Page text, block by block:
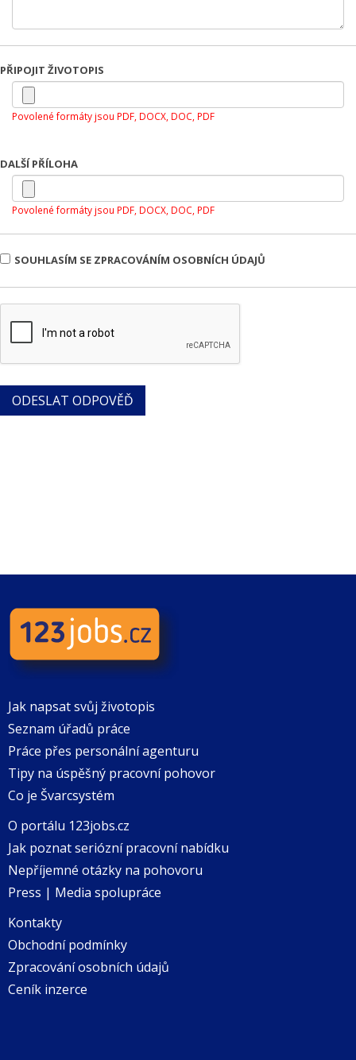
PŘIPOJIT ŽIVOTOPIS
Povolené formáty jsou PDF, DOCX, DOC, PDF
DALŠÍ PŘÍLOHA
Povolené formáty jsou PDF, DOCX, DOC, PDF
SOUHLASÍM SE ZPRACOVÁNÍM OSOBNÍCH ÚDAJŮ
Jak napsat svůj životopis
Seznam úřadů práce
Práce přes personální agenturu
Tipy na úspěšný pracovní pohovor
Co je Švarcsystém
O portálu 123jobs.cz
Jak poznat seriózní pracovní nabídku
Nepříjemné otázky na pohovoru
Press | Media spolupráce
Kontakty
Obchodní podmínky
Zpracování osobních údajů
Ceník inzerce